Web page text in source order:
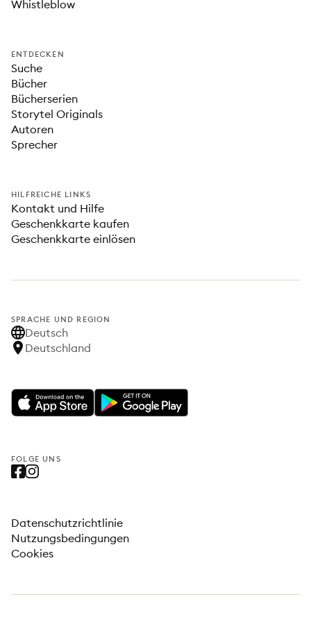
Whistleblow
ENTDECKEN
Suche
Bücher
Bücherserien
Storytel Originals
Autoren
Sprecher
HILFREICHE LINKS
Kontakt und Hilfe
Geschenkkarte kaufen
Geschenkkarte einlösen
SPRACHE UND REGION
Deutsch
Deutschland
FOLGE UNS
Datenschutzrichtlinie
Nutzungsbedingungen
Cookies